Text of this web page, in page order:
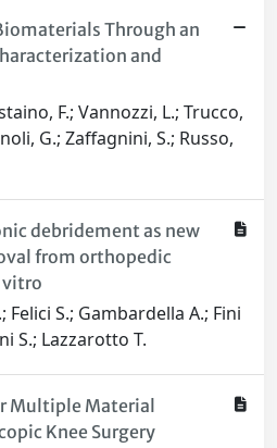
Through an
and
F.; Vannozzi, L.; Trucco,
G.; Zaffagnini, S.; Russo,
debridement as new
from orthopedic
vitro
Felici S.; Gambardella A.; Fini
S.; Lazzarotto T.
Multiple Material
Knee Surgery